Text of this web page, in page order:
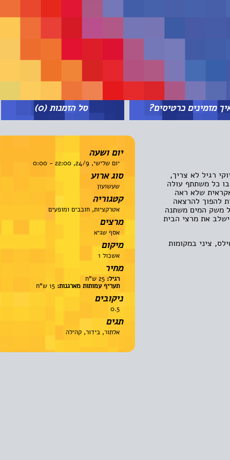
כרטיסים? סל הזמנות(0)
רגיל לא צריך,
משתתף עולה
שלא ראה
להרצאה
המים משתנה
את מרצי הבית
ציני במקומות
יום ושעה
יום שלישי, 24/9, 22:00 - 0:00
סוג ארוע
שעשועון
קטגוריה
אטרקציות, חובבים ומופעים
מרצים
אסף שגיא
מיקום
אשכול 1
מחיר
רגיל:25 ש"ח
תעריף עמותות מארגנות:15 ש"ח
ניקובים
תגים
אלתור, בידור, קהילה